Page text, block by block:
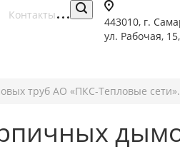
443010, г.
ул. Рабочая,
Контакты
труб АО «ПКС-Тепловые сети».